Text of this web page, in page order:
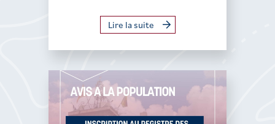
Lire la suite